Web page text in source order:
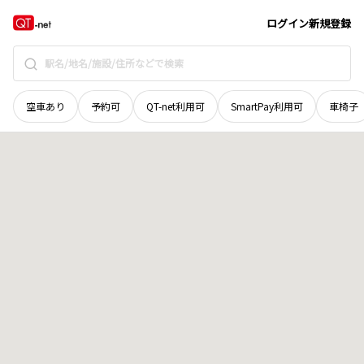
ログイン新規登録
空車あり 予約可 QT-net利用可 SmartPay利用可 車椅子
新潟県